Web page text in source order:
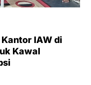
IAW di
Kawal